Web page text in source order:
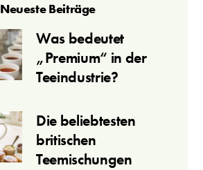
Neueste Beiträge
Was bedeutet
„Premium“ in der
Teeindustrie?
Die beliebtesten
britischen
Teemischungen